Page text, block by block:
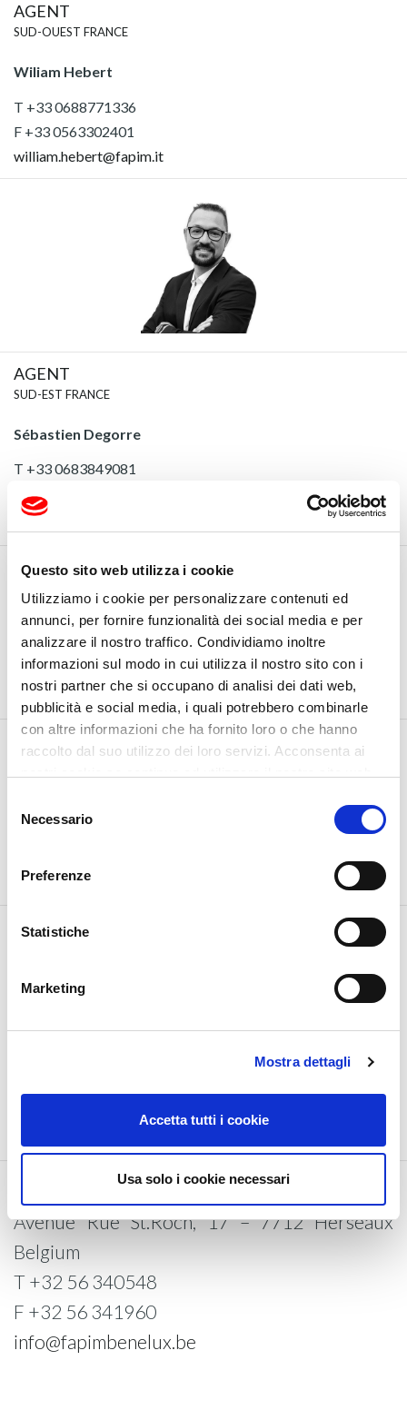
Questo sito web utilizza i cookie
Utilizziamo i cookie per personalizzare contenuti ed
annunci, per fornire funzionalità dei social media e per
analizzare il nostro traffico. Condividiamo inoltre
informazioni sul modo in cui utilizza il nostro sito con i
nostri partner che si occupano di analisi dei dati web,
pubblicità e social media, i quali potrebbero combinarle
con altre informazioni che ha fornito loro o che hanno
raccolto dal suo utilizzo dei loro servizi. Acconsenta ai
delNecessario
Preferenze
Statistiche
Marketing
Mostra dettagli
Accetta tutti i cookie
Usa solo i cookie necessari
AGENT
SUD-OUEST FRANCE
Wiliam Hebert
T +33 0688771336
F +33 0563302401
william.hebert@fapim.it
AGENT
SUD-EST FRANCE
Sébastien Degorre
T +33 0683849081
sebastien.degorre@fapim.it
AGENT
Avenue Rue St.Roch, 17 – 7712 Herseaux
Belgium
T +32 56 340548
F +32 56 341960
info@fapimbenelux.be